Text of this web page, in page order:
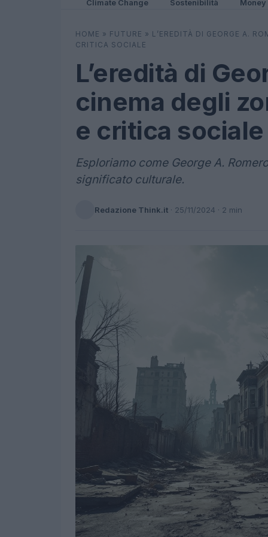
Climate Change Sostenibilità Money
HOME » FUTURE » L’EREDITÀ DI GEORGE A.
CRITICA SOCIALE
L’eredità di
cinema degli
e critica sociale
Esploriamo come George A.
significato culturale.
Redazione Think.it · 25/11/2024 · 2 min